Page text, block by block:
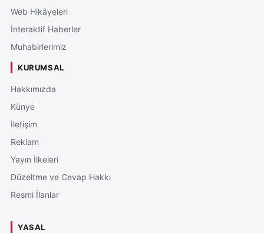
Web Hikâyeleri
İnteraktif Haberler
Muhabirlerimiz
KURUMSAL
Hakkımızda
Künye
İletişim
Reklam
Yayın İlkeleri
Düzeltme ve Cevap Hakkı
Resmi İlanlar
YASAL